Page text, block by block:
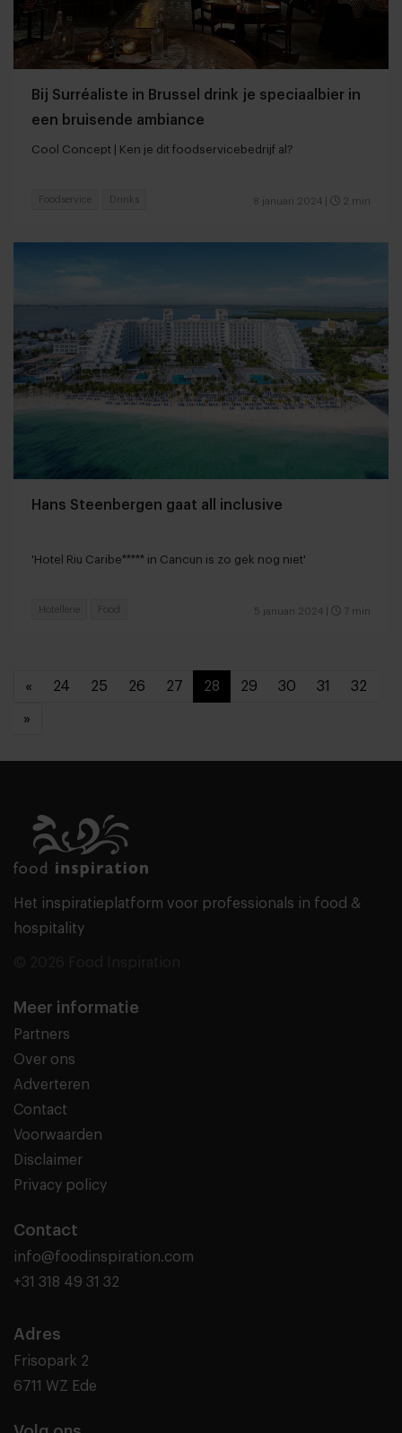
Bij Surréaliste in Brussel drink je speciaalbier in
een bruisende ambiance
Cool Concept | Ken je dit foodservicebedrijf al?
8 januari 2024 2 min
Foodservice Drinks
Hans Steenbergen gaat all inclusive
'Hotel Riu Caribe***** in Cancun is zo gek nog niet'
5 januari 2024 7 min
Hotellerie Food
« 24 25 26 27 28 29 30 31 32
»
Het inspiratieplatform voor professionals in food &
hospitality
Meer informatie
Partners
Over ons
Adverteren
Contact
Voorwaarden
Disclaimer
Privacy policy
Contact
info@foodinspiration.com
+31 318 49 31 32
Adres
Frisopark 2
6711 WZ Ede